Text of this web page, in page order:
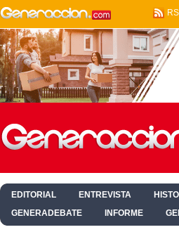
EDITORIAL ENTREVISTA
GENERADEBATE
INFORME